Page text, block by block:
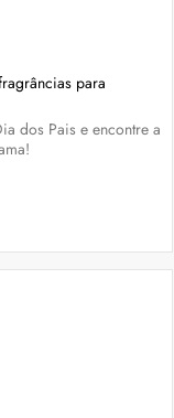
para
dos Pais e encontre a